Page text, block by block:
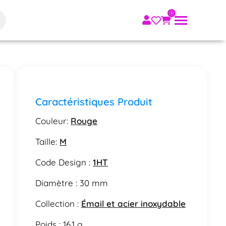
Caractéristiques Produit
Couleur: Rouge
Taille: M
Code Design :1HT
Diamètre : 30 mm
Collection : Émail et acier inoxydable